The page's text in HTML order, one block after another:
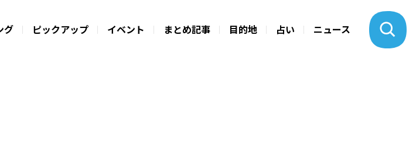
グ ピックアップ イベント まとめ記事 目的地 占い ニュース